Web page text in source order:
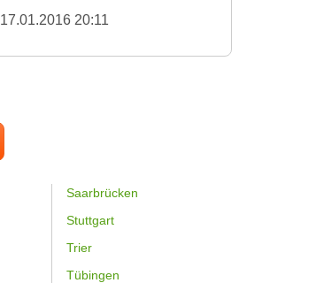
17.01.2016 20:11
Saarbrücken
Stuttgart
Trier
Tübingen